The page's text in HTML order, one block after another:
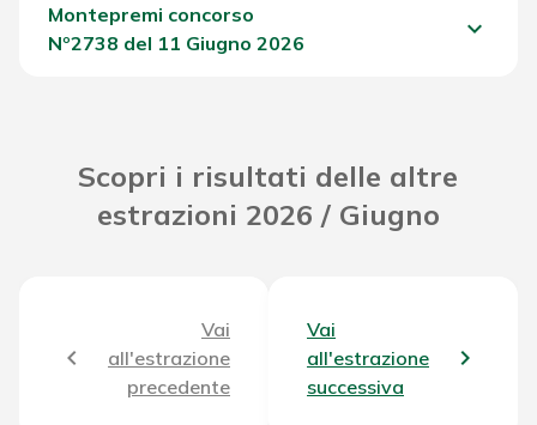
Montepremi concorso
Nº2738 del 11 Giugno 2026
keyboard_arrow_down
Scopri i risultati delle altre
estrazioni 2026 / Giugno
Vai
all'estrazione
precedente
Vai
all'estrazione
successiva